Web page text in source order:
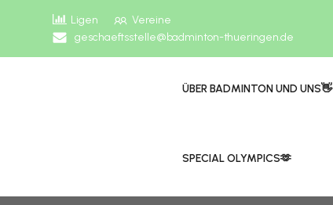
Ligen
Vereine
geschaeftsstelle@badminton-thueringen.de
ÜBER BADMINTON UND UNS👋
​​SPECIAL OLYMPICS🫶